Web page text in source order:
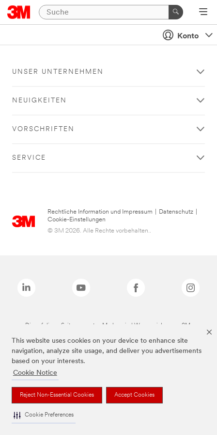
This website uses cookies on your device to enhance site
navigation, analyze site usage, and deliver you advertisements
based on your interests.
Cookie Notice
Reject Non-Essential Cookies Accept Cookies
Cookie Preferences
Konto
UNSER UNTERNEHMEN
NEUIGKEITEN
VORSCHRIFTEN
SERVICE
Rechtliche Information und Impressum Datenschutz
Cookie-Einstellungen
© 3M 2026. Alle Rechte vorbehalten..
Die auf dieser Seite genannten Marken sind Warenzeichen von 3M.